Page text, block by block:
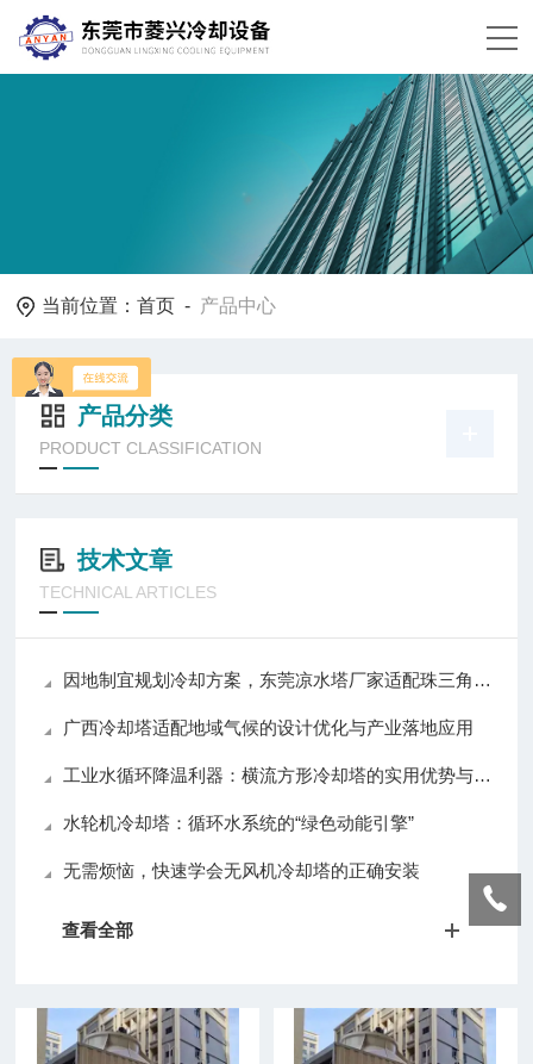
当前位置：首页 - 产品中心
产品分类
PRODUCT CLASSIFICATION
技术文章
TECHNICAL ARTICLES
因地制宜规划冷却方案，东莞凉水塔厂家适配珠三角多样生产需求
广西冷却塔适配地域气候的设计优化与产业落地应用
工业水循环降温利器：横流方形冷却塔的实用优势与普及价值
水轮机冷却塔：循环水系统的“绿色动能引擎”
无需烦恼，快速学会无风机冷却塔的正确安装
查看全部